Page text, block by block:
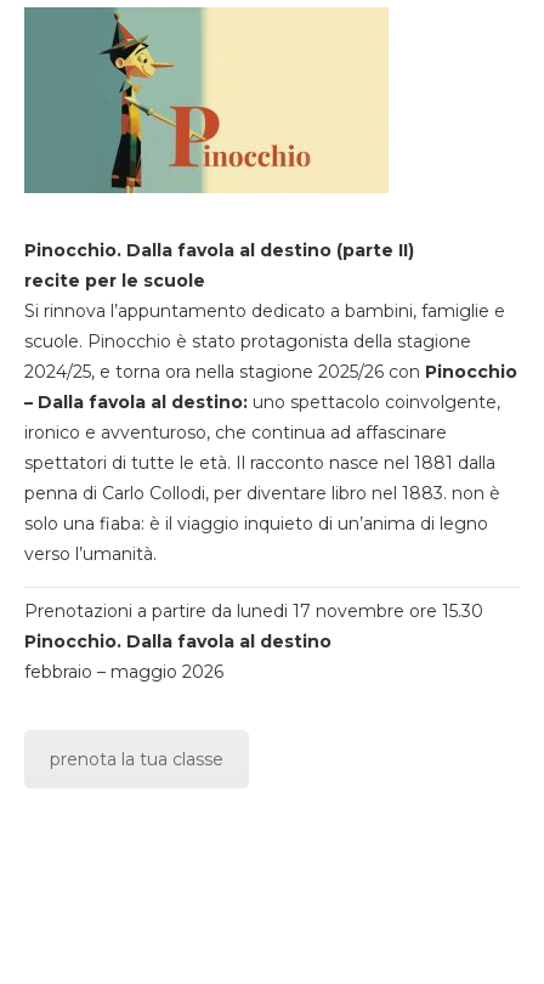
Pinocchio. Dalla favola al destino (parte II)
recite per le scuole
Si rinnova l’appuntamento dedicato a bambini, famiglie e
scuole. Pinocchio è stato protagonista della stagione
2024/25, e torna ora nella stagione 2025/26 con Pinocchio
– Dalla favola al destino: uno spettacolo coinvolgente,
ironico e avventuroso, che continua ad affascinare
spettatori di tutte le età. Il racconto nasce nel 1881 dalla
penna di Carlo Collodi, per diventare libro nel 1883. non è
solo una fiaba: è il viaggio inquieto di un’anima di legno
verso l’umanità.
Prenotazioni a partire da lunedi 17 novembre ore 15.30
Pinocchio. Dalla favola al destino
febbraio – maggio 2026
prenota la tua classe